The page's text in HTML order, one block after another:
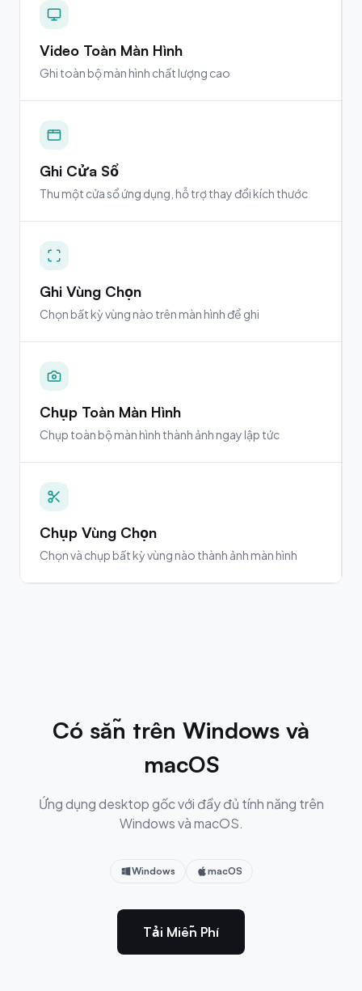
Video Toàn Màn Hình
Ghi toàn bộ màn hình chất lượng cao
Ghi Cửa Sổ
Thu một cửa sổ ứng dụng, hỗ trợ thay đổi kích thước
Ghi Vùng Chọn
Chọn bất kỳ vùng nào trên màn hình để ghi
Chụp Toàn Màn Hình
Chụp toàn bộ màn hình thành ảnh ngay lập tức
Chụp Vùng Chọn
Chọn và chụp bất kỳ vùng nào thành ảnh màn hình
Có sẵn trên Windows và
macOS
Ứng dụng desktop gốc với đầy đủ tính năng trên
Windows và macOS.
Windows macOS
Tải Miễn Phí